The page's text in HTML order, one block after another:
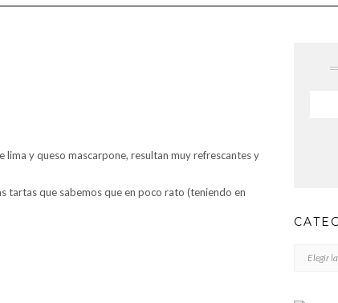
y queso mascarpone, resultan muy refrescantes y
tartas que sabemos que en poco rato (teniendo en